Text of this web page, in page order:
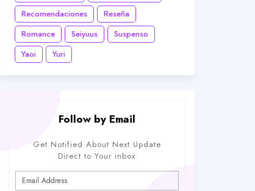
Recomendaciones
Reseña
Romance
Seiyuus
Suspenso
Yaoi
Yuri
Follow by Email
Get Notified About Next Update
Direct to Your inbox